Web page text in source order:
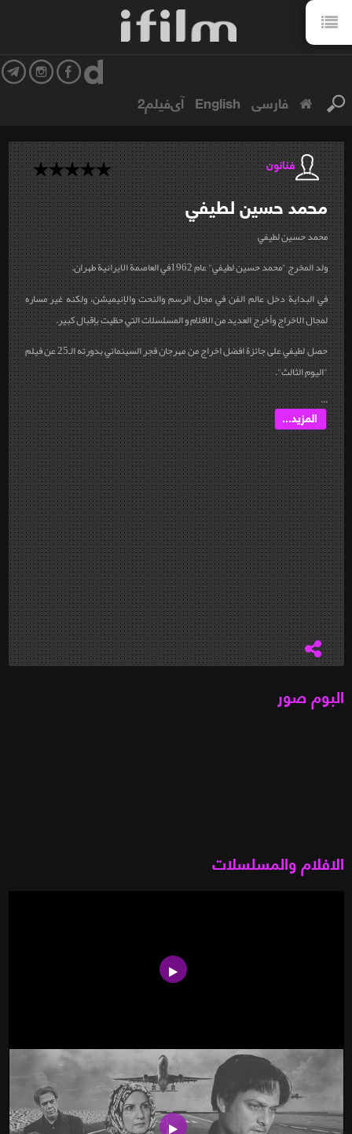
فارسی English آی‌فیلم2
فنانون
محمد حسينلطيفي
محمد حسين لطيفي
ولد المخرج "محمد حسين لطيفي" عام 1962في العاصمة الايرانية طهران.
في البداية دخل عالم الفن في مجال الرسم والنحت والإنيميشن، ولكنه غير مساره
لمجال الاخراج وأخرج العديد من الافلام و المسلسلات التي حظيت بإقبال كبير.
حصل لطيفي على جائزة افضل اخراج من مهرجان فجر السينمائي بدورته الـ25 عن فيلم
"اليوم الثالث".
...
المزيد...
البوم صور
الافلام والمسلسلات